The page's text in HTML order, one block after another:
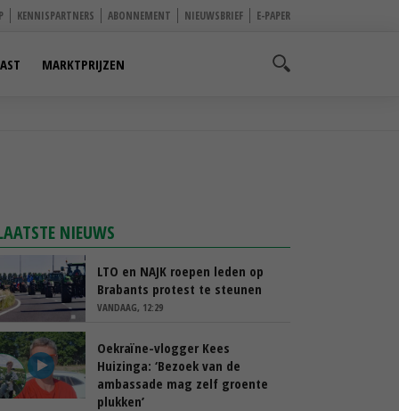
KENNISPARTNERS ABONNEMENT NIEUWSBRIEF E-PAPER
MARKTPRIJZEN
NIEUWS
LTO en NAJK roepen leden op
Brabants protest te steunen
VANDAAG, 12:29
Oekraïne-vlogger Kees
Huizinga: ‘Bezoek van de
ambassade mag zelf groente
plukken’